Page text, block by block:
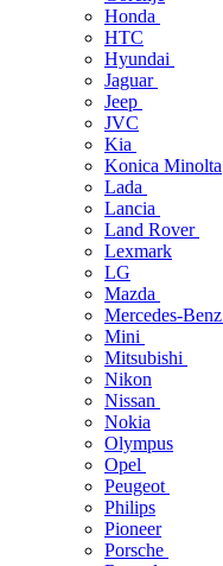
Honda
HTC
Hyundai
Jaguar
Jeep
JVC
Kia
Konica Minolta
Lada
Lancia
Land Rover
Lexmark
LG
Mazda
Mercedes-Benz
Mini
Mitsubishi
Nikon
Nissan
Nokia
Olympus
Opel
Peugeot
Philips
Pioneer
Porsche